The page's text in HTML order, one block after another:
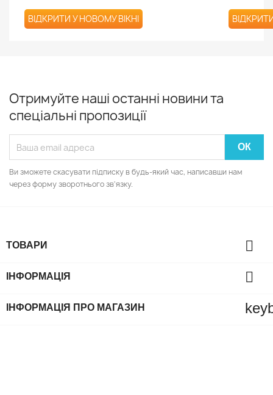
ВІДКРИТИ У НОВОМУ ВІКНІ
Отримуйте наші останні новини та
спеціальні пропозиції
Ви зможете скасувати підписку в будь-який час, написавши нам
через форму зворотнього зв'язку.
ТОВАРИ 
ІНФОРМАЦІЯ 
ІНФОРМАЦІЯ ПРО МАГАЗИН